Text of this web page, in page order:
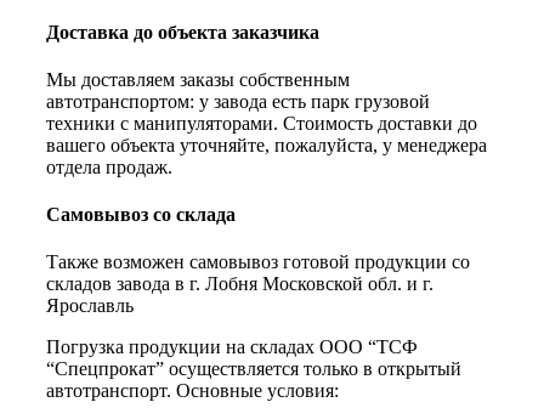
Доставка до объекта заказчика
Мы доставляем заказы собственным
автотранспортом: у завода есть парк грузовой
техники с манипуляторами. Стоимость доставки до
вашего объекта уточняйте, пожалуйста, у менеджера
отдела продаж.
Самовывоз со склада
Также возможен самовывоз готовой продукции со
складов завода в г. Лобня Московской обл. и г.
Ярославль
Погрузка продукции на складах ООО “ТСФ
“Спецпрокат” осуществляется только в открытый
автотранспорт. Основные условия: